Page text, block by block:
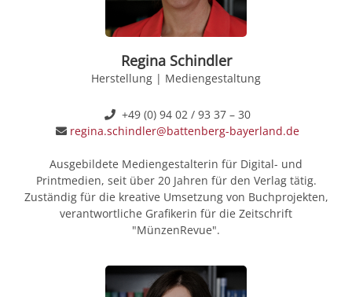
Regina Schindler
Herstellung | Mediengestaltung
+49 (0) 94 02 / 93 37 – 30
regina.schindler@battenberg-bayerland.de
Ausgebildete Mediengestalterin für Digital- und
Printmedien, seit über 20 Jahren für den Verlag tätig.
Zuständig für die kreative Umsetzung von Buchprojekten,
verantwortliche Grafikerin für die Zeitschrift
"MünzenRevue".